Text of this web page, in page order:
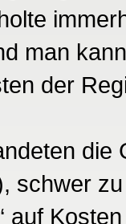
man
der
schwer
auf